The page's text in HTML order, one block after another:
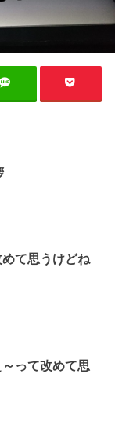
て思うけどね
って改めて思